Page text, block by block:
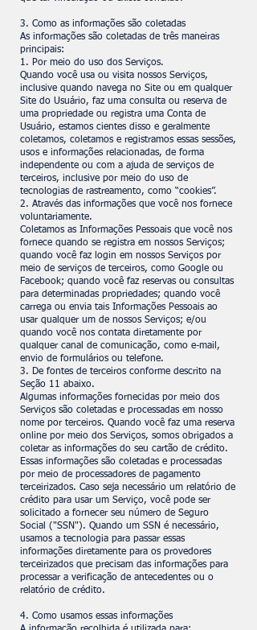
3. Como as informações são coletadas
As informações são coletadas de três maneiras
principais:
1. Por meio do uso dos Serviços.
Quando você usa ou visita nossos Serviços,
inclusive quando navega no Site ou em qualquer
Site do Usuário, faz uma consulta ou reserva de
uma propriedade ou registra uma Conta de
Usuário, estamos cientes disso e geralmente
coletamos, coletamos e registramos essas sessões,
usos e informações relacionadas, de forma
independente ou com a ajuda de serviços de
terceiros, inclusive por meio do uso de
tecnologias de rastreamento, como “cookies”.
2. Através das informações que você nos fornece
voluntariamente.
Coletamos as Informações Pessoais que você nos
fornece quando se registra em nossos Serviços;
quando você faz login em nossos Serviços por
meio de serviços de terceiros, como Google ou
Facebook; quando você faz reservas ou consultas
para determinadas propriedades; quando você
carrega ou envia tais Informações Pessoais ao
usar qualquer um de nossos Serviços; e/ou
quando você nos contata diretamente por
qualquer canal de comunicação, como e-mail,
envio de formulários ou telefone.
3. De fontes de terceiros conforme descrito na
Seção 11 abaixo.
Algumas informações fornecidas por meio dos
Serviços são coletadas e processadas em nosso
nome por terceiros. Quando você faz uma reserva
online por meio dos Serviços, somos obrigados a
coletar as informações do seu cartão de crédito.
Essas informações são coletadas e processadas
por meio de processadores de pagamento
terceirizados. Caso seja necessário um relatório de
crédito para usar um Serviço, você pode ser
solicitado a fornecer seu número de Seguro
Social ("SSN"). Quando um SSN é necessário,
usamos a tecnologia para passar essas
informações diretamente para os provedores
terceirizados que precisam das informações para
processar a verificação de antecedentes ou o
relatório de crédito.
4. Como usamos essas informações